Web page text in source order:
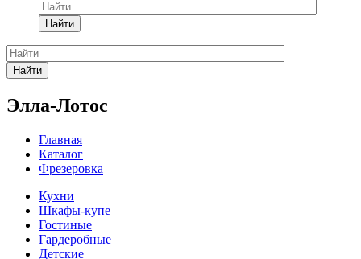
Найти
Найти
Элла-Лотос
Главная
Каталог
Фрезеровка
Кухни
Шкафы-купе
Гостиные
Гардеробные
Детские